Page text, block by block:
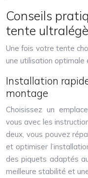
Conseils
tente
Une fois votre tente
une utilisation optimale
Installation
montage
Choisissez un
vous avec les
deux, vous pouvez
et optimiser
des piquets adaptés
meilleure stabilité et